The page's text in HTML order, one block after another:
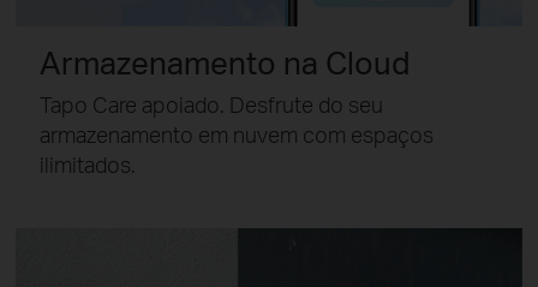
Armazenamento na Cloud
Tapo Care apoiado. Desfrute do seu
armazenamento em nuvem com espaços
ilimitados.